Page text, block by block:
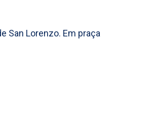
San Lorenzo. Em praça